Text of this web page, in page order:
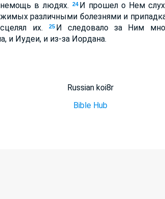
в людях.
24 И прошел о Нем
различными болезнями и
их.
25 И следовало за Ним
и Иудеи, и из-за Иордана.
Russian koi8r
Bible Hub